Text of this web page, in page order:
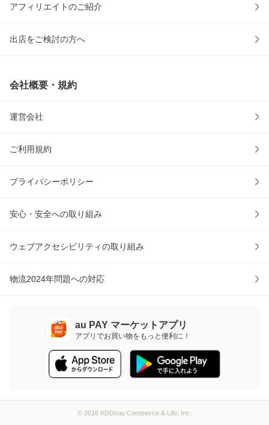
アフィリエイトのご紹介
出店をご検討の方へ
会社概要・規約
運営会社
ご利用規約
プライバシーポリシー
安心・安全への取り組み
ウェブアクセシビリティの取り組み
物流2024年問題への対応
au PAY マーケットアプリ
アプリでお買い物をもっと便利に！
© 2016 KDDI/au Commerce & Life, Inc.